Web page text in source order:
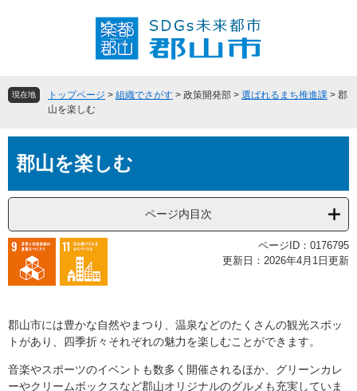
頭
飛
へ
現在地 トップページ > 組織でさがす > 政策開発部 > 選ばれるまち推進課 > 郡
山を楽しむ
文郡山を楽しむ
ページ内目次
ページID：0176795
更新日：2026年4月1日更新
郡山市には豊かな自然やまつり、温泉などのたくさんの観光スポッ
トがあり、四季折々それぞれの魅力を楽しむことができます。
音楽やスポーツのイベントも数多く開催されるほか、グリーンカレ
ーやクリームボックスなど郡山オリジナルのグルメも充実していま